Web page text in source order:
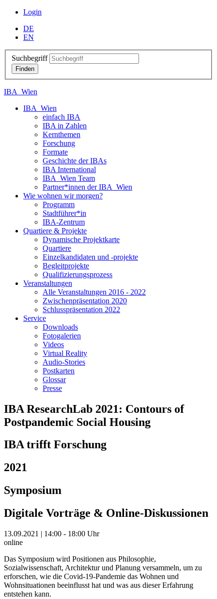
Login
DE
EN
Suchbegriff
IBA_Wien
IBA_Wien
einfach IBA
IBA in Zahlen
Kernthemen
Forschung
Formate
Geschichte der IBAs
IBA International
IBA_Wien Team
Partner*innen der IBA_Wien
Wie wohnen wir morgen?
Programm
Stadtführer*in
IBA-Zentrum
Quartiere & Projekte
Dynamische Projektkarte
Quartiere
Einzelkandidaten und -projekte
Begleitprojekte
Qualifizierungsprozess
Veranstaltungen
Alle Veranstaltungen 2016 - 2022
Zwischenpräsentation 2020
Schlusspräsentation 2022
Service
Downloads
Fotogalerien
Videos
Virtual Reality
Audio-Stories
Postkarten
Glossar
Presse
IBA ResearchLab 2021: Contours of
Postpandemic Social Housing
IBA trifft Forschung
2021
Symposium
Digitale Vorträge & Online-Diskussionen
13.09.2021 | 14:00 - 18:00 Uhr
online
Das Symposium wird Positionen aus Philosophie,
Sozialwissenschaft, Architektur und Planung versammeln, um zu
erforschen, wie die Covid-19-Pandemie das Wohnen und
Wohnsituationen beeinflusst hat und was aus dieser Erfahrung
entstehen kann.